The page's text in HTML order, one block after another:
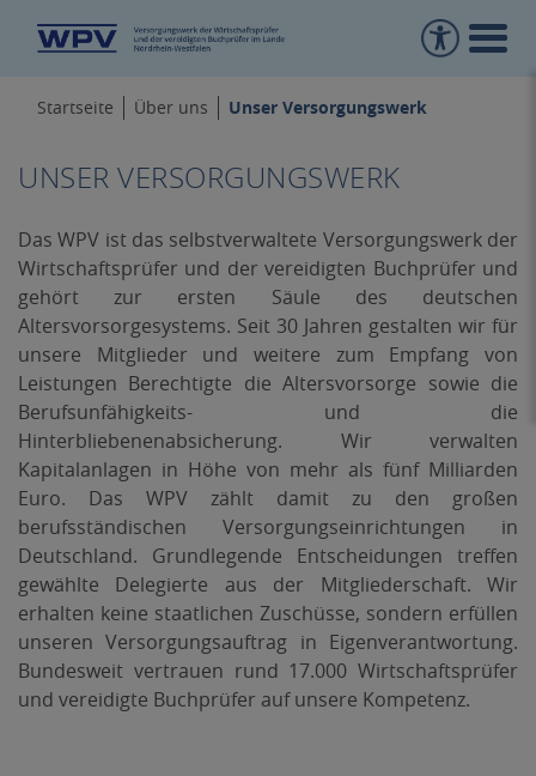
Startseite Über uns Unser Versorgungswerk
UNSER VERSORGUNGSWERK
Das WPV ist das selbstverwaltete Versorgungswerk der
Wirtschaftsprüfer und der vereidigten Buchprüfer und
gehört zur ersten Säule des deutschen
Altersvorsorgesystems. Seit 30 Jahren gestalten wir für
unsere Mitglieder und weitere zum Empfang von
Leistungen Berechtigte die Altersvorsorge sowie die
Berufsunfähigkeits- und die
Hinterbliebenenabsicherung. Wir verwalten
Kapitalanlagen in Höhe von mehr als fünf Milliarden
Euro. Das WPV zählt damit zu den großen
berufsständischen Versorgungseinrichtungen in
Deutschland. Grundlegende Entscheidungen treffen
gewählte Delegierte aus der Mitgliederschaft. Wir
erhalten keine staatlichen Zuschüsse, sondern erfüllen
unseren Versorgungsauftrag in Eigenverantwortung.
Bundesweit vertrauen rund 17.000 Wirtschaftsprüfer
und vereidigte Buchprüfer auf unsere Kompetenz.